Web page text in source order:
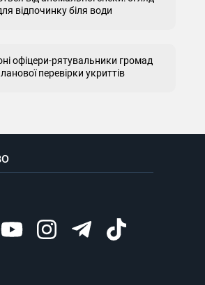
відпочинку біля води
офіцери-рятувальники громад
перевірки укриттів